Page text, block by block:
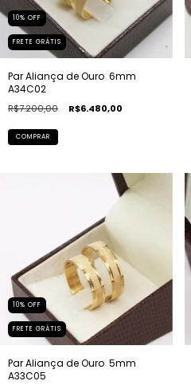
10% OFF
FRETE GRÁTIS
Par Aliança de Ouro  6mm 
A34C02
R$7.200,00 R$6.480,00
COMPRAR
10% OFF
FRETE GRÁTIS
Par Aliança de Ouro  5mm 
A33C05